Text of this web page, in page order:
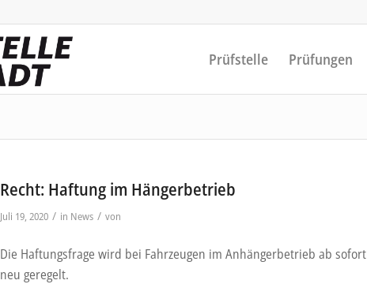
Prüfstelle Prüfungen
Recht: Haftung im Hängerbetrieb
Juli 19, 2020 / in News / von
Die Haftungsfrage wird bei Fahrzeugen im Anhängerbetrieb ab sofort
neu geregelt.